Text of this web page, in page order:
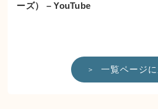
ーズ） – YouTube
一覧ページに